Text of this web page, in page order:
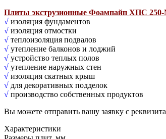
Плиты экструзионные Фоампайп ХПС 250-
√ изоляция фундаментов
√ изоляция отмостки
√ теплоизоляция подвалов
√ утепление балконов и лоджий
√ устройство теплых полов
√ утепление наружных стен
√ изоляция скатных крыш
√ для декоративных подделок
√ производство собственных продуктов
Вы можете отправить вашу заявку с
Характеристики